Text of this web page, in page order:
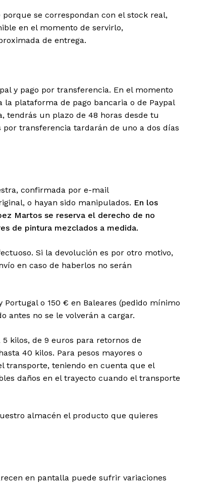
se correspondan con el stock real,
en el momento de servirlo,
de entrega.
y pago por transferencia. En el momento
plataforma de pago bancaria o de Paypal
tendrás un plazo de 48 horas desde tu
transferencia tardarán de uno a dos días
confirmada por e-mail
o hayan sido manipulados. En los
Martos se reserva el derecho de no
de pintura mezclados a medida.
Si la devolución es por otro motivo,
en caso de haberlos no serán
o 150 € en Baleares (pedido mínimo
antes no se le volverán a cargar.
kilos, de 9 euros para retornos de
40 kilos. Para pesos mayores o
transporte, teniendo en cuenta que el
daños en el trayecto cuando el transporte
almacén el producto que quieres
en pantalla puede sufrir variaciones